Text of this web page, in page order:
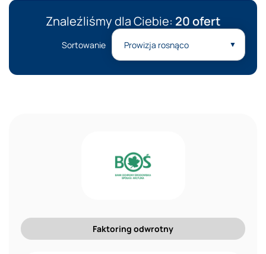
Znaleźliśmy dla Ciebie: 20 ofert
Sortowanie
Faktoring odwrotny